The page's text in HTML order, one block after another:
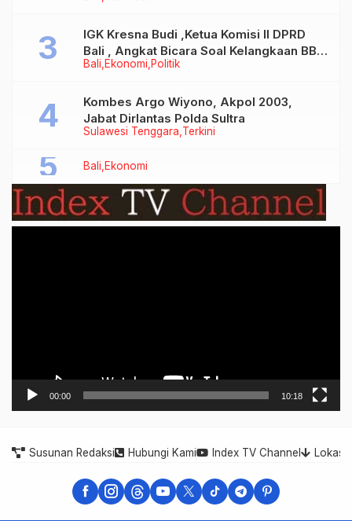
Bali Ekonomi Politik
IGK Kresna Budi ,Ketua Komisi II DPRD
Bali , Angkat Bicara Soal Kelangkaan BBM
Bersubsidi Jenis Solar
Sulawesi Tenggara Terkini
Kombes Argo Wiyono, Akpol 2003,
Jabat Dirlantas Polda Sultra
Bali Ekonomi
00:00 10:18
Susunan Redaksi Hubungi Kami Index TV Channel Lokasi